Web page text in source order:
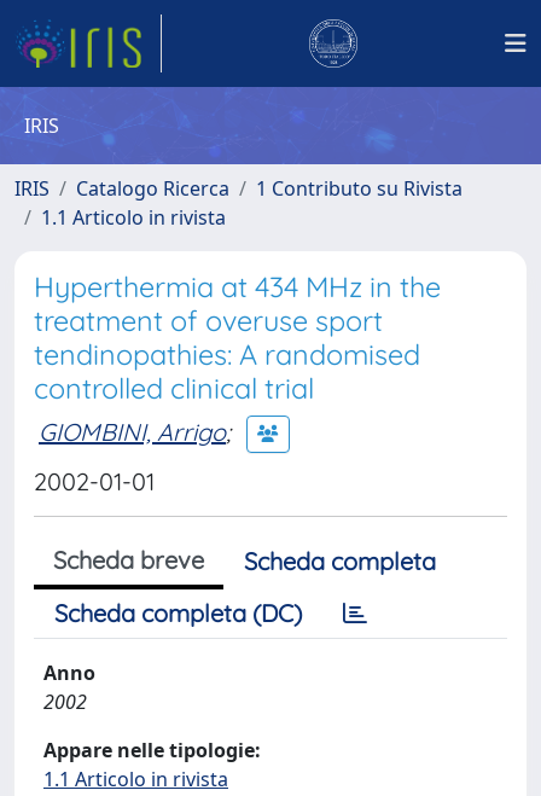
IRIS
IRIS Catalogo Ricerca
1 Contributo su Rivista
1.1 Articolo in rivista
Hyperthermia at 434 MHz in the
treatment of overuse sport
tendinopathies: A randomised
controlled clinical trial
GIOMBINI, Arrigo;
2002-01-01
Scheda breve
Scheda completa
Scheda completa (DC)
Anno
2002
Appare nelle tipologie:
1.1 Articolo in rivista